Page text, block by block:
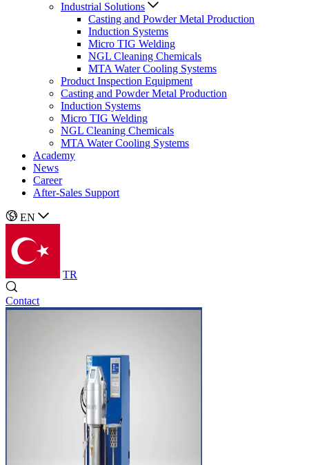
Industrial Solutions
Casting and Powder Metal Production
Induction Systems
Micro TIG Welding
NGL Cleaning Chemicals
MTA Water Cooling Systems
Product Inspection Equipment
Casting and Powder Metal Production
Induction Systems
Micro TIG Welding
NGL Cleaning Chemicals
MTA Water Cooling Systems
Academy
News
Career
After-Sales Support
EN
TR
Contact